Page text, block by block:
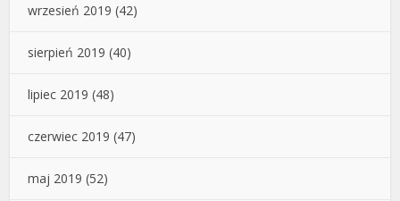
wrzesień 2019 (42)
sierpień 2019 (40)
lipiec 2019 (48)
czerwiec 2019 (47)
maj 2019 (52)